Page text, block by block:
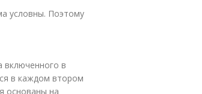
условны. Поэтому
включенного в
в каждом втором
основаны на